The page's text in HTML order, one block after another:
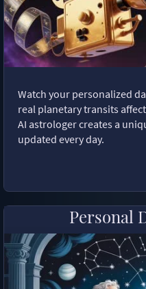
Watch your personalized
real planetary transits
AI astrologer creates a
updated every day.
Personal